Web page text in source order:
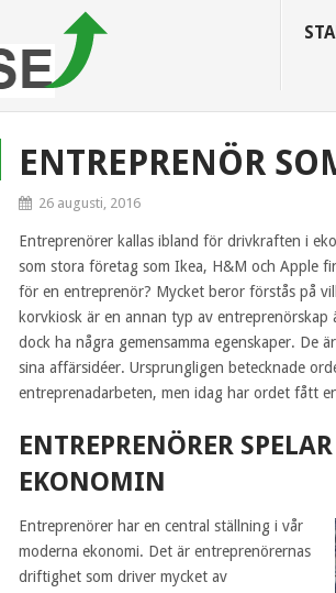
ENTREPRENÖR
26 augusti, 2016
Entreprenörer kallas ibland för drivkraften i
som stora företag som Ikea, H&M och Apple
för en entreprenör? Mycket beror förstås på
korvkiosk är en annan typ av
dock ha några gemensamma egenskaper. De
sina affärsidéer. Ursprungligen betecknade
entreprenadarbeten, men idag har ordet fått
ENTREPRENÖRER
EKONOMIN
Entreprenörer har en central ställning i vår
moderna ekonomi. Det är entreprenörernas
driftighet som driver mycket av